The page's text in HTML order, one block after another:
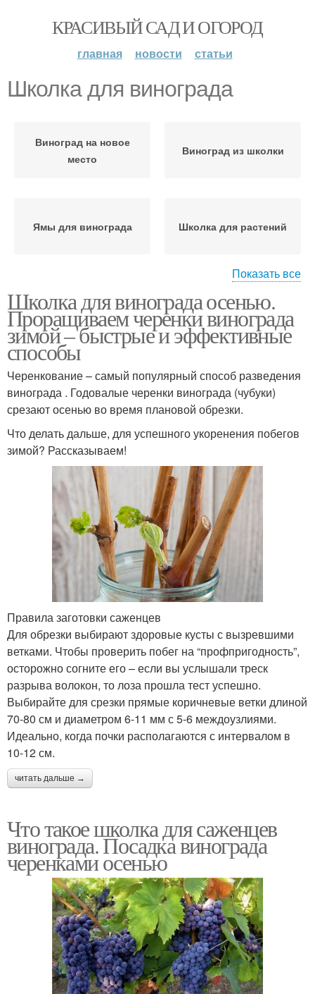
КРАСИВЫЙ САД И ОГОРОД
главная новости статьи
Школка для винограда
Виноград на новое
место
Виноград из школки
Ямы для винограда Школка для растений
Школки для растений Школка для рассады
Виноградная школка Уход за виноградом
Виноград в школке
Школка при
органическом
выращивании
Школка для лилий
Показать все
Школка для винограда осенью.
Проращиваем черенки винограда
зимой – быстрые и эффективные
способы
Черенкование – самый популярный способ разведения
винограда . Годовалые черенки винограда (чубуки)
срезают осенью во время плановой обрезки.
Что делать дальше, для успешного укоренения побегов
зимой? Рассказываем!
Правила заготовки саженцев
Для обрезки выбирают здоровые кусты с вызревшими
ветками. Чтобы проверить побег на “профпригодность”,
осторожно согните его – если вы услышали треск
разрыва волокон, то лоза прошла тест успешно.
Выбирайте для срезки прямые коричневые ветки длиной
70-80 см и диаметром 6-11 мм с 5-6 междоузлиями.
Идеально, когда почки располагаются с интервалом в
10-12 см.
читать дальше →
Что такое школка для саженцев
винограда. Посадка винограда
черенками осенью